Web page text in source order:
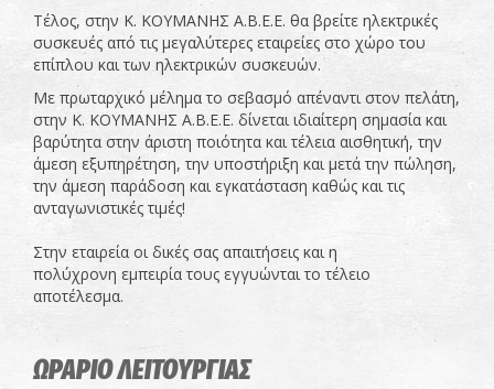
Τέλος, στην Κ. ΚΟΥΜΑΝΗΣ Α.Β.Ε.Ε. θα βρείτε ηλεκτρικές
συσκευές από τις μεγαλύτερες εταιρείες στο χώρο του
επίπλου και των ηλεκτρικών συσκευών.
Με πρωταρχικό μέλημα το σεβασμό απέναντι στον πελάτη,
στην Κ. ΚΟΥΜΑΝΗΣ Α.Β.Ε.Ε. δίνεται ιδιαίτερη σημασία και
βαρύτητα στην άριστη ποιότητα και τέλεια αισθητική, την
άμεση εξυπηρέτηση, την υποστήριξη και μετά την πώληση,
την άμεση παράδοση και εγκατάσταση καθώς και τις
ανταγωνιστικές τιμές!
Στην εταιρεία οι δικές σας απαιτήσεις και η
πολύχρονη εμπειρία τους εγγυώνται το τέλειο
αποτέλεσμα.
ΩΡΑΡΙΟ ΛΕΙΤΟΥΡΓΙΑΣ